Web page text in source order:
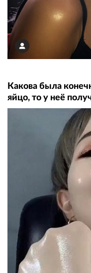
Какова была
яйцо, то у неё